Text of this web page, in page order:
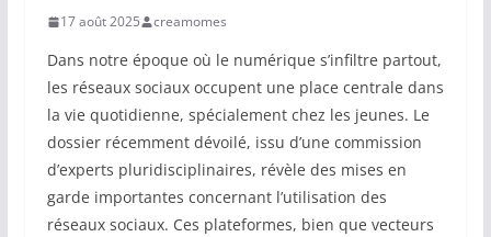
17 août 2025 creamomes
Dans notre époque où le numérique s’infiltre partout,
les réseaux sociaux occupent une place centrale dans
la vie quotidienne, spécialement chez les jeunes. Le
dossier récemment dévoilé, issu d’une commission
d’experts pluridisciplinaires, révèle des mises en
garde importantes concernant l’utilisation des
réseaux sociaux. Ces plateformes, bien que vecteurs